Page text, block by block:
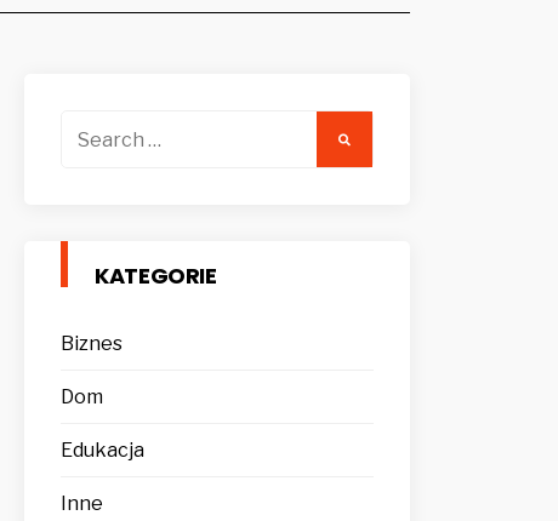
KATEGORIE
Biznes
Dom
Edukacja
Inne